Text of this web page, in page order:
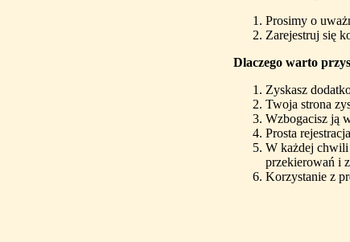
Prosimy o
Zarejestruj się
Dlaczego warto
Zyskasz
Twoja strona
Wzbogacisz ją
Prosta
W każdej chwili
przekierowań i
Korzystanie z